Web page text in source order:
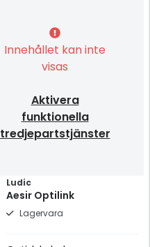
Innehållet kan inte
visas
Aktivera
funktionella
tredjepartstjänster
Ludic
Aesir Optilink
Lagervara